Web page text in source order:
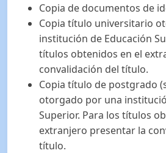
Copia de documentos de
Copia título universitario
institución de Educación
títulos obtenidos en el
convalidación del título.
Copia título de postgrado
otorgado por una
Superior. Para los títulos
extranjero presentar la
título.